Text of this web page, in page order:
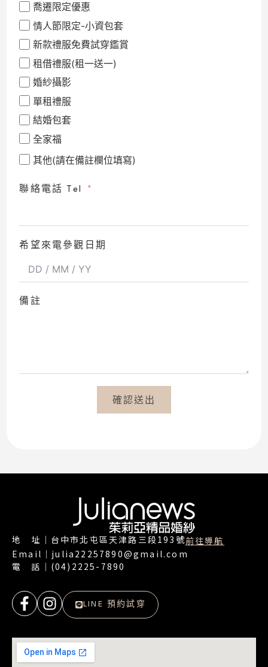
喬遷限定優惠
情人節限定-小資包套
新款禮服免費試穿鑑賞
租借禮服(租一送一)
婚紗攝影
單租禮服
結婚包套
全家福
其他(請在備註欄位填寫)
聯絡電話 Tel
希望來電參觀日期
備註
確認送出
地 址｜台中市北屯區天津路三段193號前往導航
Email｜julia22257890@gmail.com
電 話｜(04)2225-7890
LINE 預約試穿